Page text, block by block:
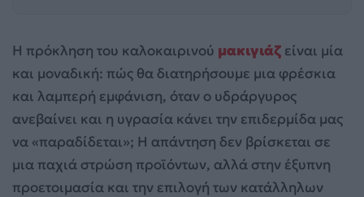
Η πρόκληση του καλοκαιρινού μακιγιάζ είναι μία
και μοναδική: πώς θα διατηρήσουμε μια φρέσκια
και λαμπερή εμφάνιση, όταν ο υδράργυρος
ανεβαίνει και η υγρασία κάνει την επιδερμίδα μας
να «παραδίδεται»; Η απάντηση δεν βρίσκεται σε
μια παχιά στρώση προϊόντων, αλλά στην έξυπνη
προετοιμασία και την επιλογή των κατάλληλων